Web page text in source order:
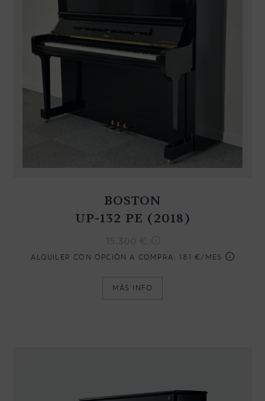
BOSTON
UP-132 PE (2018)
15.300 €
ALQUILER CON OPCIÓN A COMPRA: 181 €/MES
MÁS INFO